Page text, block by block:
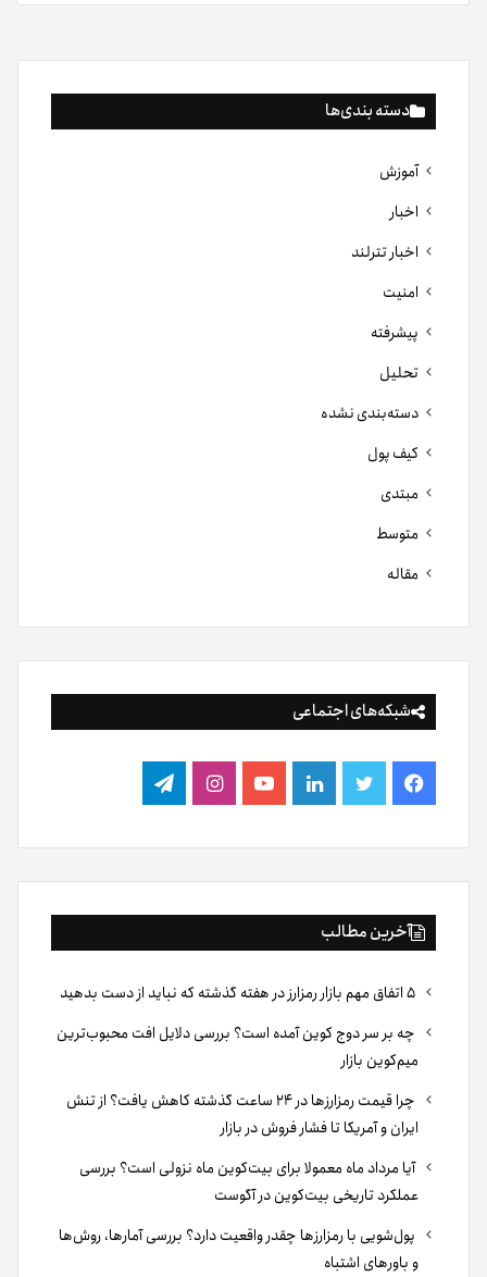
دسته بندی‌ها
آموزش
اخبار
اخبار تترلند
امنیت
پیشرفته
تحلیل
دسته‌بندی نشده
کیف پول
مبتدی
متوسط
مقاله
شبکه‌های اجتماعی
فیس
بوک
توییتر لینکدینیوتیوباینستاگرام
تلگرام
آخرین مطالب
چه بر سر دوج کوین آمده است؟ بررسی دلایل افت محبوب‌ترین
میم‌کوین بازار
چرا قیمت رمزارزها در ۲۴ ساعت گذشته کاهش یافت؟ از تنش
ایران و آمریکا تا فشار فروش در بازار
آیا مرداد ماه معمولا برای بیت‌کوین ماه نزولی است؟ بررسی
عملکرد تاریخی بیت‌کوین در آگوست
پول‌شویی با رمزارزها چقدر واقعیت دارد؟ بررسی آمارها، روش‌ها
و باورهای اشتباه